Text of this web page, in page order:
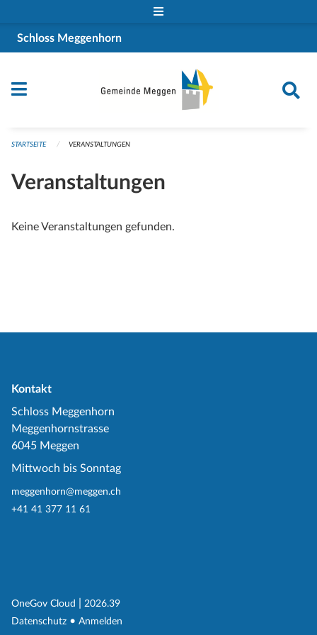
Schloss Meggenhorn
STARTSEITE VERANSTALTUNGEN
Veranstaltungen
Keine Veranstaltungen gefunden.
Kontakt
Schloss Meggenhorn
Meggenhornstrasse
6045 Meggen
Mittwoch bis Sonntag
meggenhorn@meggen.ch
+41 41 377 11 61
OneGov Cloud (External Link)
2026.39
Datenschutz (External Link)
Anmelden